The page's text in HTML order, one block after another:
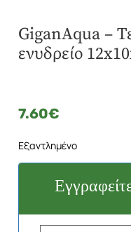
GiganAqua –
ενυδρείο
7.60€
Εξαντλημένο